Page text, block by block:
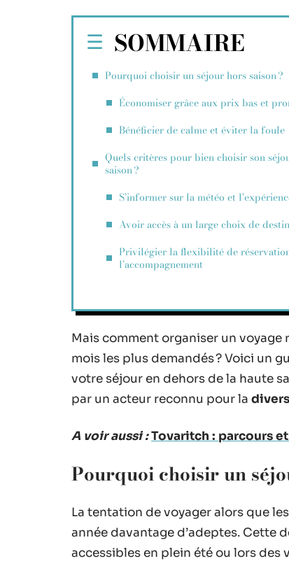
SOMMAIRE
Pourquoi choisir un séjour hors saison ?
Économiser grâce aux prix bas et
Bénéficier de calme et éviter la foule
Quels critères pour bien choisir son
saison ?
S’informer sur la météo et
Avoir accès à un large choix de
Privilégier la flexibilité de
l’accompagnement
Mais comment organiser un
mois les plus demandés ? Voici un
votre séjour en dehors de la haute
par un acteur reconnu pour la
A voir aussi :Tovaritch : parcours
Pourquoi choisir un
La tentation de voyager alors que
année davantage d’adeptes. Cette
accessibles en plein été ou lors des